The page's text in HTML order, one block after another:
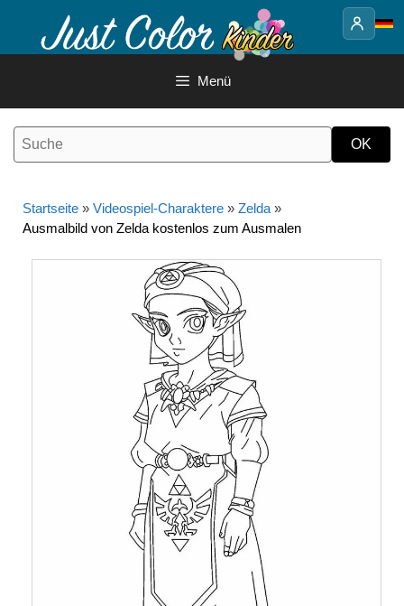
Inhalt
Menü
Startseite » Videospiel-Charaktere » Zelda »
Ausmalbild von Zelda kostenlos zum Ausmalen